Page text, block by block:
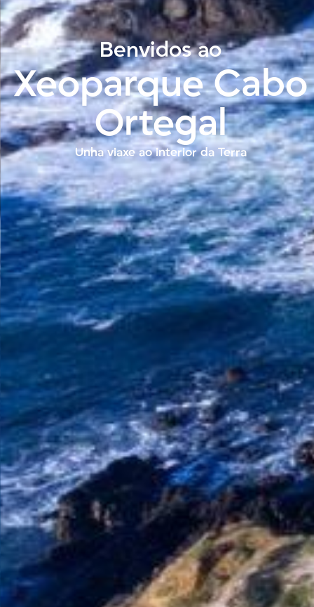
Benvidos ao
Xeoparque Cabo
Ortegal
Unha viaxe ao interior da Terra